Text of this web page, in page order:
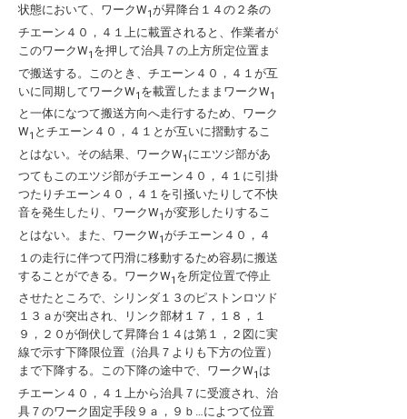
状態において、ワークW1が昇降台１４の２条の
チエーン４０，４１上に載置されると、作業者が
このワークW1 を押して治具７の上方所定位置ま
で搬送する。このとき、チエーン４０，４１が互
いに同期してワークW1 を載置したままワークW1
と一体になつて搬送方向へ走行するため、ワーク
W1 とチエーン４０，４１とが互いに摺動するこ
とはない。その結果、ワークW1 にエツジ部があ
つてもこのエツジ部がチエーン４０，４１に引掛
つたりチエーン４０，４１を引掻いたりして不快
音を発生したり、ワークW1が変形したりするこ
とはない。また、ワークW1がチエーン４０，４
１の走行に伴つて円滑に移動するため容易に搬送
することができる。ワークW1 を所定位置で停止
させたところで、シリンダ１３のピストンロツド
１３ａが突出され、リンク部材１７，１８，１
９，２０が倒伏して昇降台１４は第１，２図に実
線で示す下降限位置（治具７よりも下方の位置）
まで下降する。この下降の途中で、ワークW1 は
チエーン４０，４１上から治具７に受渡され、治
具７のワーク固定手段９ａ，９ｂ…によつて位置